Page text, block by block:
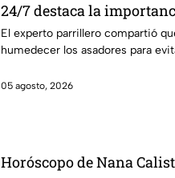
24/7 destaca la
para la preparación de
El experto parrillero compartió
humedecer los asadores para
05 agosto, 2026
Horóscopo de Nana